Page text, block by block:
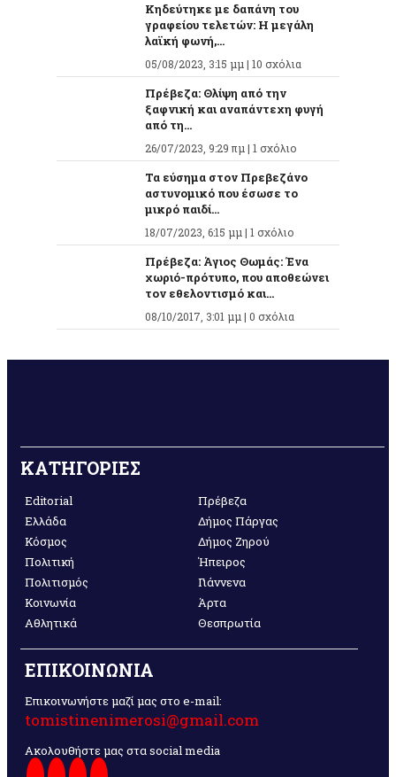
Κηδεύτηκε με δαπάνη του
γραφείου τελετών: Η μεγάλη
λαϊκή φωνή,...
05/08/2023, 3:15 μμ | 10 σχόλια
Πρέβεζα: Θλίψη από την
ξαφνική και αναπάντεχη φυγή
από τη...
26/07/2023, 9:29 πμ | 1 σχόλιο
Τα εύσημα στον Πρεβεζάνο
αστυνομικό που έσωσε το
μικρό παιδί...
18/07/2023, 6:15 μμ | 1 σχόλιο
Πρέβεζα: Άγιος Θωμάς: Ένα
χωριό-πρότυπο, που αποθεώνει
τον εθελοντισμό και...
08/10/2017, 3:01 μμ | 0 σχόλια
ΚΑΤΗΓΟΡΙΕΣ
Editorial
Ελλάδα
Κόσμος
Πολιτική
Πολιτισμός
Κοινωνία
Αθλητικά
Πρέβεζα
Δήμος Πάργας
Δήμος Ζηρού
Ήπειρος
Γιάννενα
Άρτα
Θεσπρωτία
ΕΠΙΚΟΙΝΩΝΙΑ
Επικοινωνήστε μαζί μας στο e-mail:
tomistinenimerosi@gmail.com
Ακολουθήστε μας στα social media